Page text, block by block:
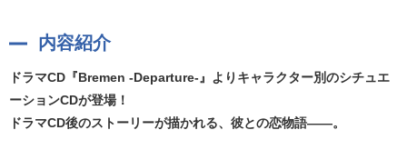
内容紹介
ドラマCD『Bremen -Departure-』よりキャラクター別のシチュエ
ーションCDが登場！
ドラマCD後のストーリーが描かれる、彼との恋物語——。